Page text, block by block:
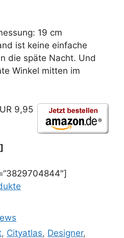
19 cm
ist keine einfache
die späte Nacht. Und
Winkel mitten im
9,95
, Cityatlas, Designer,